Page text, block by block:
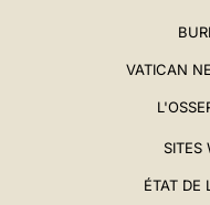
VATICAN
SITES
ÉTAT DE